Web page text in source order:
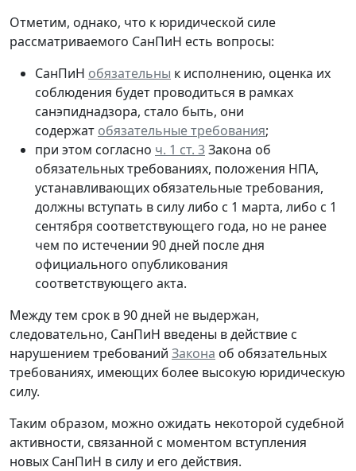
Отметим, однако, что к юридической силе
рассматриваемого СанПиН есть вопросы:
СанПиН обязательны к исполнению, оценка их
соблюдения будет проводиться в рамках
санэпиднадзора, стало быть, они
содержат обязательные требования;
при этом согласно ч. 1 ст. 3Закона об
обязательных требованиях, положения НПА,
устанавливающих обязательные требования,
должны вступать в силу либо с 1 марта, либо с 1
сентября соответствующего года, но не ранее
чем по истечении 90 дней после дня
официального опубликования
соответствующего акта.
Между тем срок в 90 дней не выдержан,
следовательно, СанПиН введены в действие с
нарушением требований Закона об обязательных
требованиях, имеющих более высокую юридическую
силу.
Таким образом, можно ожидать некоторой судебной
активности, связанной с моментом вступления
новых СанПиН в силу и его действия.